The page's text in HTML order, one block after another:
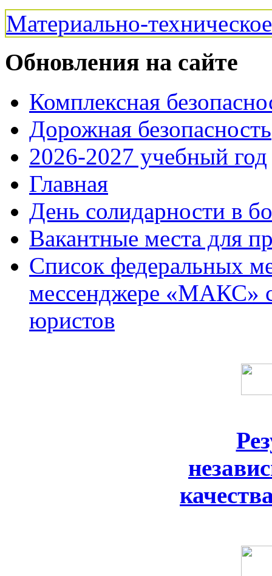
Материально-
Обновления на сайте
Комплексная
Дорожная безопасность
2026-2027 учебный год
Главная
День солидарности в
Вакантные места для
Список федеральных
мессенджере «МАКС» с
юристов